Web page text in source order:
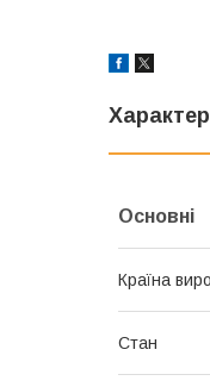
Основні
Країна
Стан